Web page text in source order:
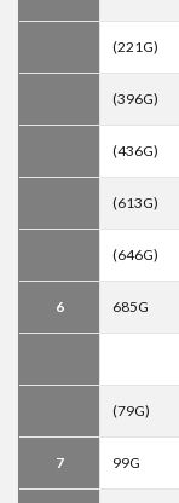
(221G)
(396G)
(436G)
(613G)
(646G)
6 685G
(79G)
7 99G